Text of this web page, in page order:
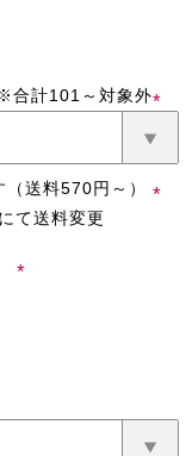
合計101～対象外
(必
須)
（送料570円～）
て送料変更